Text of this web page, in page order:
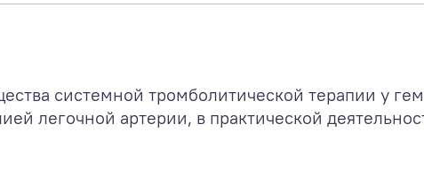
системной тромболитической терапии у
легочной артерии, в практической